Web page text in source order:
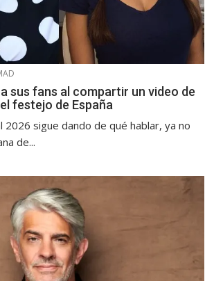
sus fans al compartir un video de
festejo de España
2026 sigue dando de qué hablar, ya no
de...